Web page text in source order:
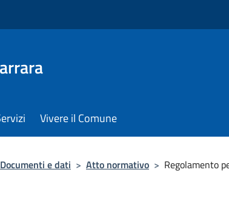
Vivere il Comune
Documenti e dati > Atto normativo > Regolamento